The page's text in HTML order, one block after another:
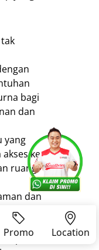
About Us
Promo Location
bagi
dan
yang
ke
ruang
dan